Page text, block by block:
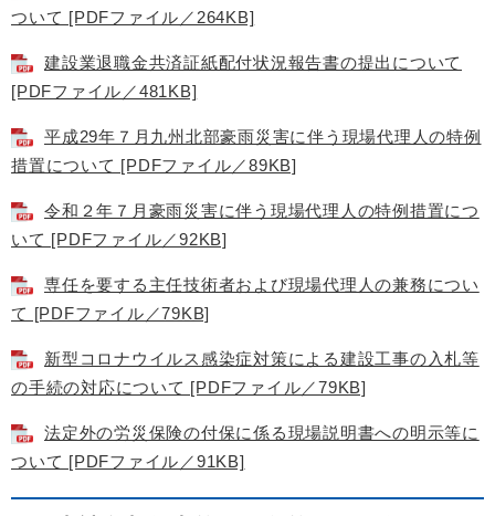
ついて [PDFファイル／264KB]
建設業退職金共済証紙配付状況報告書の提出について
[PDFファイル／481KB]
平成29年７月九州北部豪雨災害に伴う現場代理人の特例
措置について [PDFファイル／89KB]
令和２年７月豪雨災害に伴う現場代理人の特例措置につ
いて [PDFファイル／92KB]
専任を要する主任技術者および現場代理人の兼務につい
て [PDFファイル／79KB]
新型コロナウイルス感染症対策による建設工事の入札等
の手続の対応について [PDFファイル／79KB]
法定外の労災保険の付保に係る現場説明書への明示等に
ついて [PDFファイル／91KB]